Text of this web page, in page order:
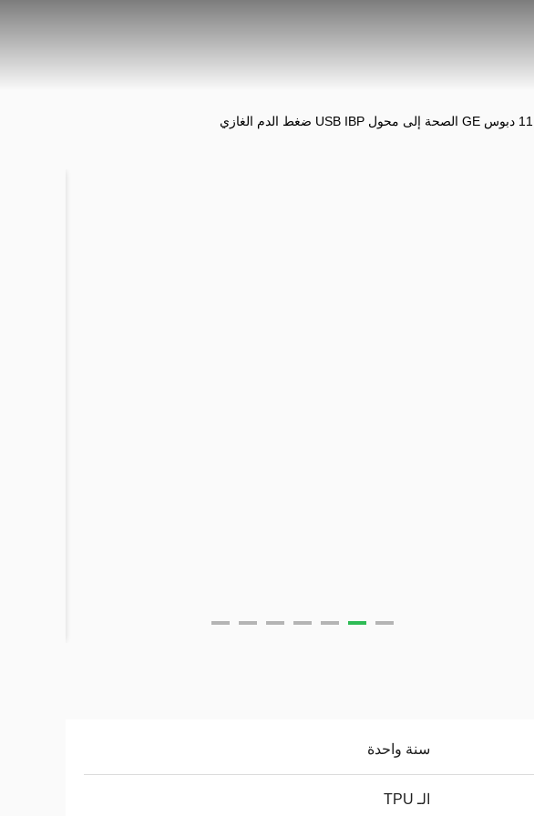
11 دبوس GE الصحة إلى محول USB IBP ضغط الدم الغازي
سنة واحدة
الـ TPU